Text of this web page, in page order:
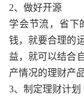
2、做好开源
学会节流，省下
钱，就要合理的
益，就可以结合
产情况的理财产
3、制定理财计划